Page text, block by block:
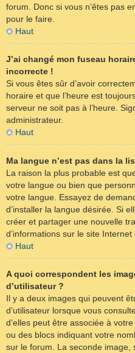
forum. Donc si vous n’êtes pas
pour le faire.
Haut
J’ai changé mon fuseau
incorrecte !
Si vous êtes sûr d’avoir
horaire et que l’heure est
serveur ne soit pas à l’heure.
administrateur.
Haut
Ma langue n’est pas dans la
La raison la plus probable est
votre langue ou bien que
votre langue. Essayez de
d’installer la langue désirée. Si
créer et partager une nouvelle
d’informations sur le site Internet
Haut
A quoi correspondent les
d’utilisateur ?
Il y a deux images qui peuvent
d’utilisateur lorsque vous
d’elles peut être associée à
ou des blocs indiquant votre
sur le forum. La seconde